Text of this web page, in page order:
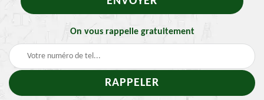
On vous rappelle gratuitement